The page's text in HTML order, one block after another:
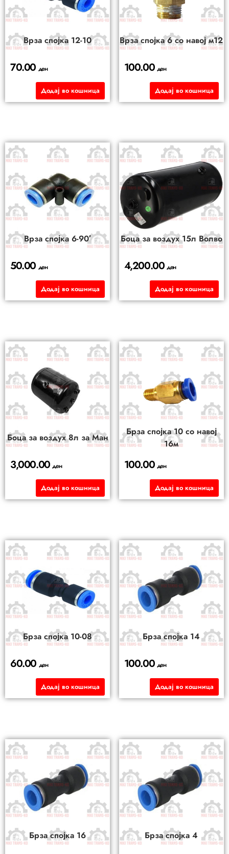
Bрза спојка 12-10
70.00 ден
Додај во кошница
Bрза спојка 6 со навој м12
100.00 ден
Додај во кошница
Bрза спојка 6-90′
50.00 ден
Додај во кошница
Боца за воздух 15л Волво
4,200.00 ден
Додај во кошница
Боца за воздух 8л за Ман
3,000.00ден
Додај во кошница
Брза спојка 10 со навој
16м
100.00 ден
Додај во кошница
Брза спојка 10-08
60.00 ден
Додај во кошница
Брза спојка 14
100.00 ден
Додај во кошница
Брза спојка 16 Брза спојка 4